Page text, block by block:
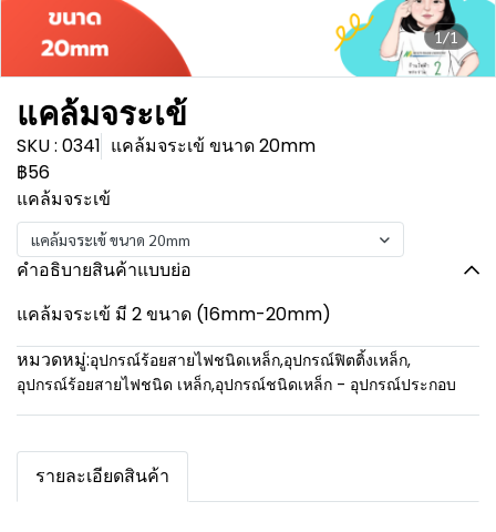
1/1
แคล้มจระเข้
SKU : 0341 แคล้มจระเข้ ขนาด 20mm
฿56
แคล้มจระเข้
แคล้มจระเข้ ขนาด 20mm
คำอธิบายสินค้าแบบย่อ
แคล้มจระเข้ มี 2 ขนาด (16mm-20mm)
หมวดหมู่:อุปกรณ์ร้อยสายไฟชนิดเหล็ก,อุปกรณ์ฟิตติ้งเหล็ก,
อุปกรณ์ร้อยสายไฟชนิด เหล็ก,อุปกรณ์ชนิดเหล็ก - อุปกรณ์ประกอบ
รายละเอียดสินค้า